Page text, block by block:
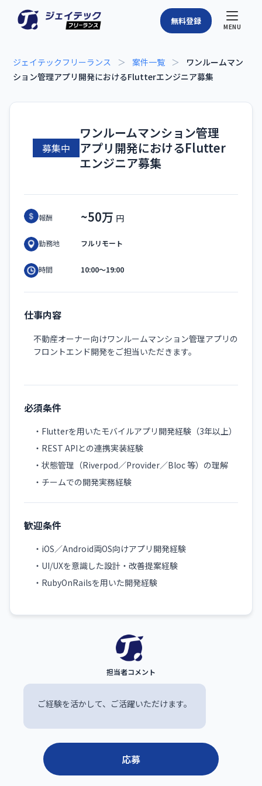
MENU
無料登録
ジェイテックフリーランス ＞ 案件一覧 ＞
ワンルームマン
ション管理アプリ開発におけるFlutterエンジニア募集
募集中
ワンルームマンション管理
アプリ開発におけるFlutter
エンジニア募集
報酬 ~50万
勤務地 フルリモート
時間 10:00〜19:00
仕事内容
不動産オーナー向けワンルームマンション管理アプリの
フロントエンド開発をご担当いただきます。
必須条件
・Flutterを用いたモバイルアプリ開発経験（3年以上）
・REST APIとの連携実装経験
・状態管理（Riverpod／Provider／Bloc 等）の理解
・チームでの開発実務経験
歓迎条件
・iOS／Android両OS向けアプリ開発経験
・UI/UXを意識した設計・改善提案経験
・RubyOnRailsを用いた開発経験
ご経験を活かして、ご活躍いただけます。
応募